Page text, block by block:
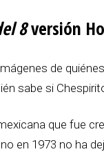
8versión
de
sabe si
que fue
en 1973 no ha